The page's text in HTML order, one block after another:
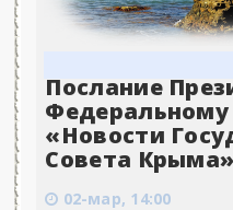
Послание
«Новости
Совета
02-мар, 14:00